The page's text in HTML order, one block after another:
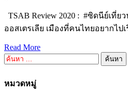
TSAB Review 2020 : #ซิดนีย์เที่
ออสเตรเลีย เมืองที่คนไทยอยากไป
Read More
ค้นหา
หมวดหมู่